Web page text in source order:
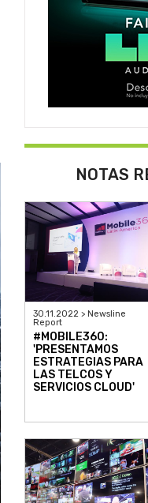
NOTAS
30.11.2022 > Newsline
Report
#MOBILE360:
'PRESENTAMOS
ESTRATEGIAS PARA
LAS TELCOS Y
SERVICIOS CLOUD'